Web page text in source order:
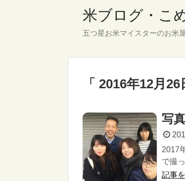
米ブログ・こ
五つ星お米マイスターのお米
「 2016年12月
写
2017
で撮
記事